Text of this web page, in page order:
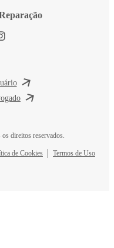
os direitos reservados.
de Cookies Termos de Uso